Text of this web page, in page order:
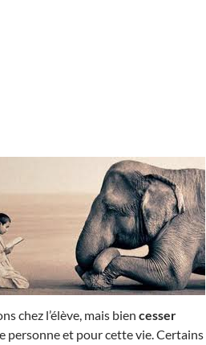
chez l’élève, mais bien cesser
personne et pour cette vie. Certains